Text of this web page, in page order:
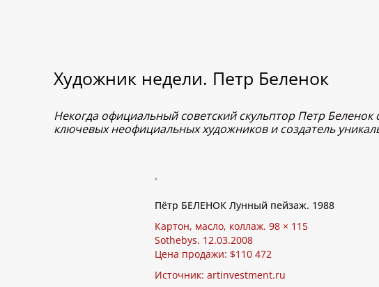
Художник недели. Петр Беленок
Некогда официальный советский скульптор Петр
ключевых неофициальных художников и создатель
Пётр БЕЛЕНОК Лунный пейзаж. 1988
Картон, масло, коллаж. 98 × 115
Sothebys. 12.03.2008
Цена продажи: $110 472
Источник: artinvestment.ru